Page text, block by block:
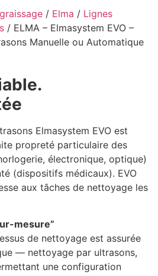
/ Elma / Lignes
/ ELMA – Elmasystem EVO –
Manuelle ou Automatique
Elmasystem EVO est
propreté particulaire des
électronique, optique)
(dispositifs médicaux). EVO
aux tâches de nettoyage les
mesure”
de nettoyage est assurée
— nettoyage par ultrasons,
une configuration